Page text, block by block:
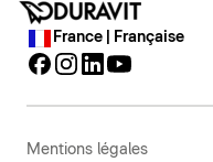
France | Française
Mentions légales